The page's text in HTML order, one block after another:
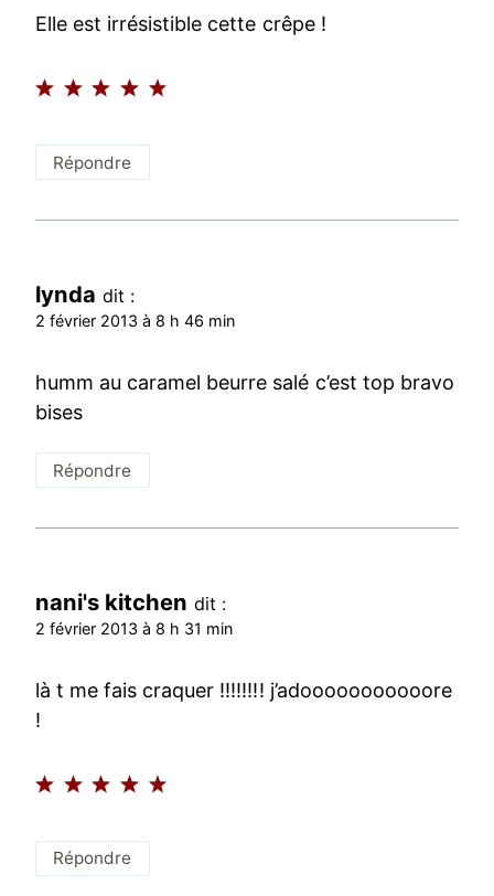
Elle est irrésistible cette crêpe !
Répondre
lynda dit :
2 février 2013 à 8 h 46 min
humm au caramel beurre salé c’est top bravo
bises
Répondre
nani's kitchen dit :
2 février 2013 à 8 h 31 min
là t me fais craquer !!!!!!!! j’adooooooooooore
!
Répondre